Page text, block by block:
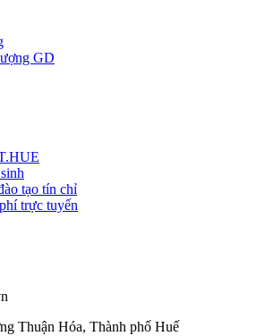
GD
tạo tín chỉ
trực tuyến
Thuận Hóa, Thành phố Huế